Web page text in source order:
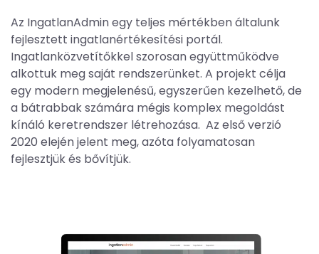
Az IngatlanAdmin egy teljes mértékben általunk
fejlesztett ingatlanértékesítési portál.
Ingatlanközvetítőkkel szorosan együttműködve
alkottuk meg saját rendszerünket. A projekt célja
egy modern megjelenésű, egyszerűen kezelhető, de
a bátrabbak számára mégis komplex megoldást
kínáló keretrendszer létrehozása. Az első verzió
2020 elején jelent meg, azóta folyamatosan
fejlesztjük és bővítjük.